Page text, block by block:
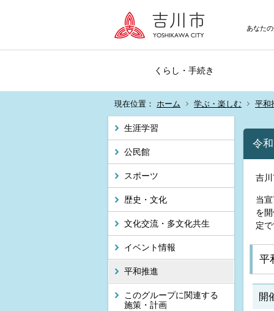
あなた
くらし・手続き
現在位置： ホーム 学ぶ・楽しむ 平和
生涯学習
公民館
スポーツ
歴史・文化
文化交流・多文化共生
イベント情報
平和推進
このグループに関連する
施策・計画
令
吉
当
を
定
平
開